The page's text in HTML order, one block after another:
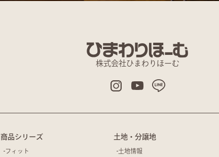
株式会社ひまわりほーむ
商品シリーズ
フィット
土地・分譲地
土地情報